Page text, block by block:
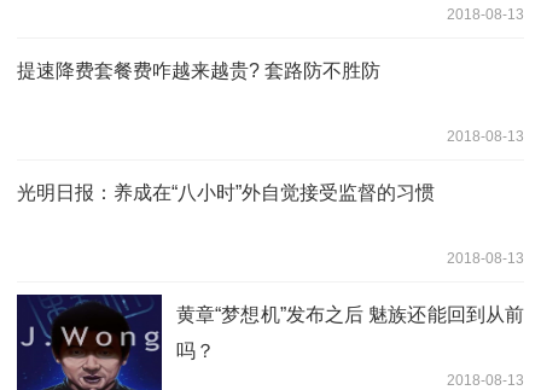
2018-08-13
提速降费套餐费咋越来越贵? 套路防不胜防
2018-08-13
光明日报：养成在“八小时”外自觉接受监督的习惯
2018-08-13
黄章“梦想机”发布之后 魅族还能回到从前
吗？
2018-08-13